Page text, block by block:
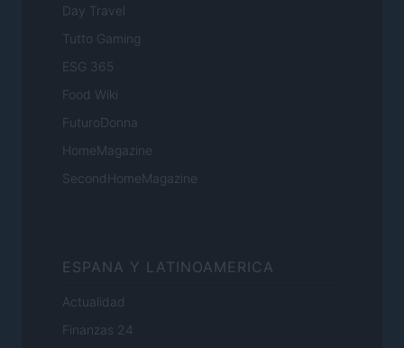
Day Travel
Tutto Gaming
ESG 365
Food Wiki
FuturoDonna
HomeMagazine
SecondHomeMagazine
ESPANA Y LATINOAMERICA
Actualidad
Finanzas 24